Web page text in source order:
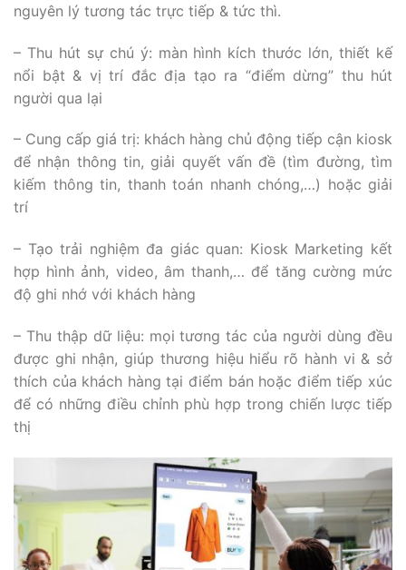
nguyên lý tương tác trực tiếp & tức thì.
– Thu hút sự chú ý: màn hình kích thước lớn, thiết kế
nổi bật & vị trí đắc địa tạo ra “điểm dừng” thu hút
người qua lại
– Cung cấp giá trị: khách hàng chủ động tiếp cận kiosk
để nhận thông tin, giải quyết vấn đề (tìm đường, tìm
kiếm thông tin, thanh toán nhanh chóng,…) hoặc giải
trí
– Tạo trải nghiệm đa giác quan: Kiosk Marketing kết
hợp hình ảnh, video, âm thanh,… để tăng cường mức
độ ghi nhớ với khách hàng
– Thu thập dữ liệu: mọi tương tác của người dùng đều
được ghi nhận, giúp thương hiệu hiểu rõ hành vi & sở
thích của khách hàng tại điểm bán hoặc điểm tiếp xúc
để có những điều chỉnh phù hợp trong chiến lược tiếp
thị